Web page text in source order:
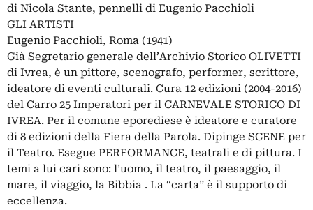
di Nicola Stante, pennelli di Eugenio Pacchioli
GLI ARTISTI
Eugenio Pacchioli, Roma (1941)
Già Segretario generale dell’Archivio Storico OLIVETTI
di Ivrea, è un pittore, scenografo, performer, scrittore,
ideatore di eventi culturali. Cura 12 edizioni (2004-2016)
del Carro 25 Imperatori per il CARNEVALE STORICO DI
IVREA. Per il comune eporediese è ideatore e curatore
di 8 edizioni della Fiera della Parola. Dipinge SCENE per
il Teatro. Esegue PERFORMANCE, teatrali e di pittura. I
temi a lui cari sono: l’uomo, il teatro, il paesaggio, il
mare, il viaggio, la Bibbia . La “carta” è il supporto di
eccellenza.